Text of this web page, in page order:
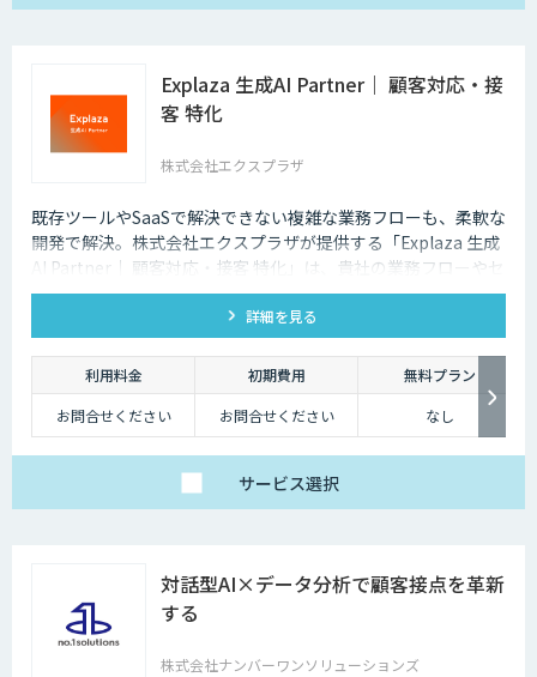
Explaza 生成AI Partner｜ 顧客対応・接
客 特化
株式会社エクスプラザ
既存ツールやSaaSで解決できない複雑な業務フローも、柔軟な
開発で解決。株式会社エクスプラザが提供する「Explaza 生成
AI Partner｜ 顧客対応・接客 特化」は、貴社の業務フローやセ
キュリティ基準に合わせて、最適な顧客対応AIシステムを設
計・構築する「技術パートナー」として、SaaSでは対応できな
い独自データの連携や、既存システムへの組み込みなど、現場
の課題解決にコミットします。
詳細を見る
利用料金 初期費用
無料プラン
お問合せください
お問合せください なし
サービス選択
対話型AI×データ分析で顧客接点を革新
する
株式会社ナンバーワンソリューションズ